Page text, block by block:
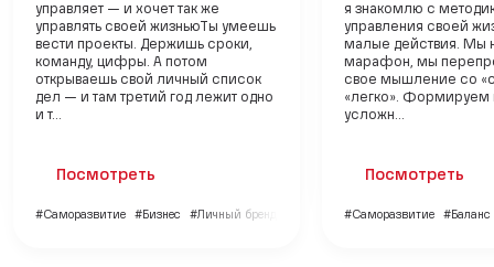
управляет — и хочет так же
управлять своей жизньюТы умеешь
вести проекты. Держишь сроки,
команду, цифры. А потом
открываешь свой личный список
дел — и там третий год лежит одно
и т...
Посмотреть
#Саморазвитие #Бизнес #Личный бренд
я знакомлю с
управления своей
малые действия. Мы
марафон, мы
свое мышление со
«легко». Формируем
усложн...
Посмотреть
#Саморазвитие